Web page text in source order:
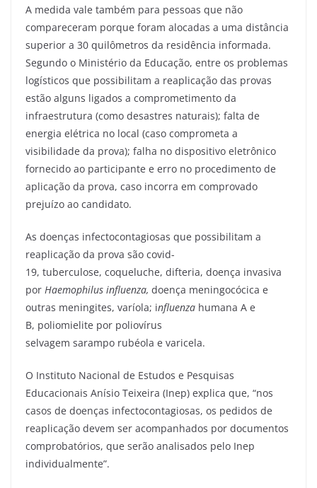
A medida vale também para pessoas que não
compareceram porque foram alocadas a uma distância
superior a 30 quilômetros da residência informada.
Segundo o Ministério da Educação, entre os problemas
logísticos que possibilitam a reaplicação das provas
estão alguns ligados a comprometimento da
infraestrutura (como desastres naturais); falta de
energia elétrica no local (caso comprometa a
visibilidade da prova); falha no dispositivo eletrônico
fornecido ao participante e erro no procedimento de
aplicação da prova, caso incorra em comprovado
prejuízo ao candidato.
As doenças infectocontagiosas que possibilitam a
reaplicação da prova são covid-
19, tuberculose, coqueluche, difteria, doença invasiva
por Haemophilus influenza, doença meningocócica e
outras meningites, varíola; influenza humana A e
B, poliomielite por poliovírus
selvagem sarampo rubéola e varicela.
O Instituto Nacional de Estudos e Pesquisas
Educacionais Anísio Teixeira (Inep) explica que, “nos
casos de doenças infectocontagiosas, os pedidos de
reaplicação devem ser acompanhados por documentos
comprobatórios, que serão analisados pelo Inep
individualmente”.